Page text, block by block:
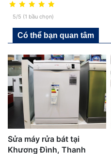
5/5 (1 bầu chọn)
Có thể bạn quan tâm
Sửa máy rửa bát tại
Khương Đình, Thanh